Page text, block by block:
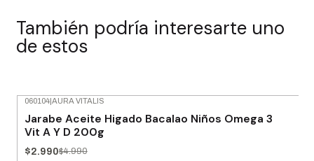
También podría interesarte uno
de estos
060104|AURA VITALIS
Jarabe Aceite Higado Bacalao Niños Omega 3
Vit A Y D 200g
$2.990$4.990